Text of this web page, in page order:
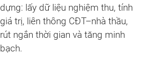
dựng: lấy dữ liệu nghiệm thu, tính
giá trị, liên thông CĐT–nhà thầu,
rút ngắn thời gian và tăng minh
bạch.